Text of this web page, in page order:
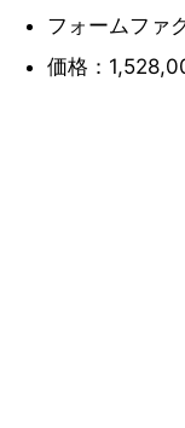
フォームファ
価格：